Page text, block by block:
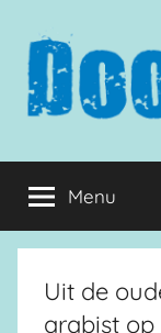
inhoud
springen
Menu
Uit de
arabist